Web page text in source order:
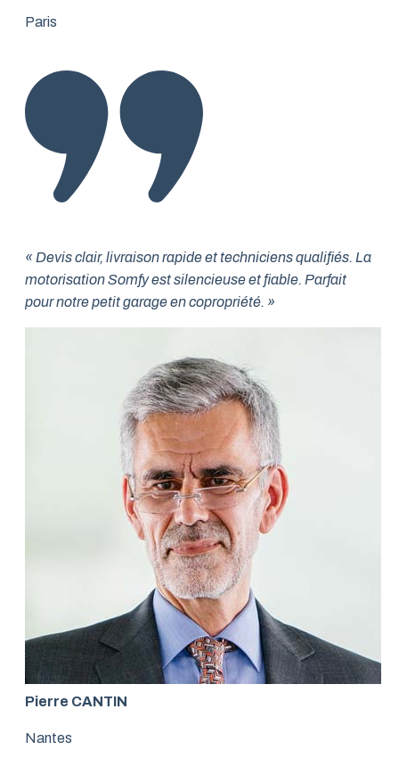
Paris
« Devis clair, livraison rapide et techniciens qualifiés. La
motorisation Somfy est silencieuse et fiable. Parfait
pour notre petit garage en copropriété. »
Pierre CANTIN
Nantes